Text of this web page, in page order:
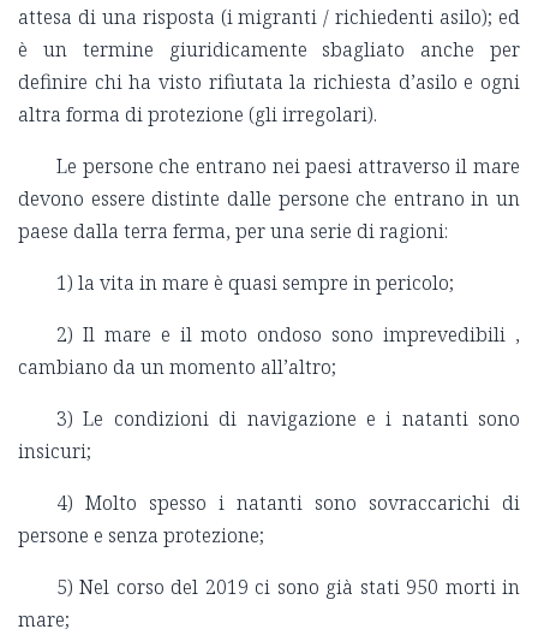
attesa di una risposta (i migranti / richiedenti asilo); ed
è un termine giuridicamente sbagliato anche per
definire chi ha visto rifiutata la richiesta d’asilo e ogni
altra forma di protezione (gli irregolari).
Le persone che entrano nei paesi attraverso il mare
devono essere distinte dalle persone che entrano in un
paese dalla terra ferma, per una serie di ragioni:
1) la vita in mare è quasi sempre in pericolo;
2) Il mare e il moto ondoso sono imprevedibili ,
cambiano da un momento all’altro;
3) Le condizioni di navigazione e i natanti sono
insicuri;
4) Molto spesso i natanti sono sovraccarichi di
persone e senza protezione;
5) Nel corso del 2019 ci sono già stati 950 morti in
mare;